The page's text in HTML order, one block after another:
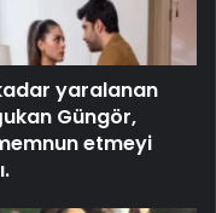
yaralanan
Güngör,
etmeyi